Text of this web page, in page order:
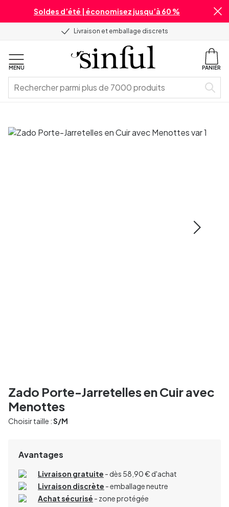
Soldes d’été | économisez jusqu’à 60 %
Livraison et emballage discrets
MENU PANIER
Zado Porte-Jarretelles en Cuir avec
Menottes
Choisir taille :S/M
Avantages
Livraison gratuite - dès 58,90 € d'achat
Livraison discrète - emballage neutre
Achat sécurisé - zone protégée